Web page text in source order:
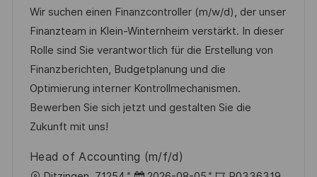
c
a
t
i
o
n
s
t
e
d
D
a
b
I
d
a
t
e
g
o
r
y
Wir suchen einen Finanzcontroller (m/w/d), der unser
Finanzteam in Klein-Winternheim verstärkt. In dieser
Rolle sind Sie verantwortlich für die Erstellung von
Finanzberichten, Budgetplanung und die
Optimierung interner Kontrollmechanismen.
Bewerben Sie sich jetzt und gestalten Sie die
Zukunft mit uns!
Head of Accounting (m/f/d)